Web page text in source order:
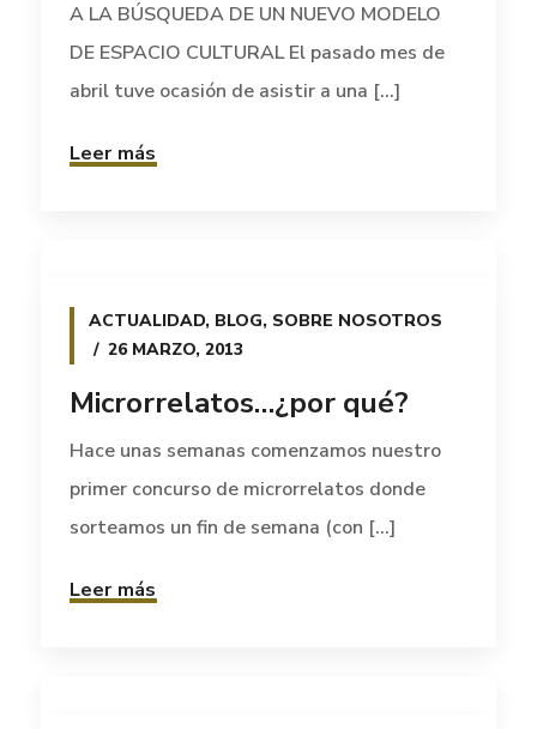
A LA BÚSQUEDA DE UN NUEVO MODELO
DE ESPACIO CULTURAL El pasado mes de
abril tuve ocasión de asistir a una [...]
Leer más
ACTUALIDAD, BLOG, SOBRE NOSOTROS
26 MARZO, 2013
Microrrelatos…¿por qué?
Hace unas semanas comenzamos nuestro
primer concurso de microrrelatos donde
sorteamos un fin de semana (con [...]
Leer más